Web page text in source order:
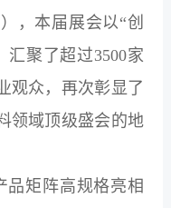
，本届展会以“创
汇聚了超过3500家
观众，再次彰显了
领域顶级盛会的地
品矩阵高规格亮相